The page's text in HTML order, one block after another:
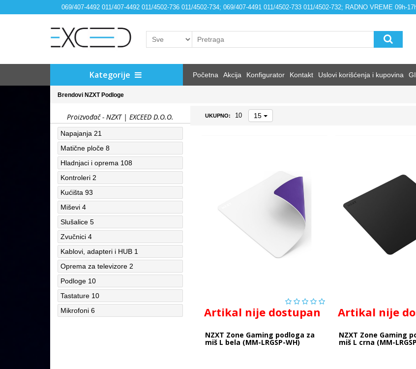
069/407-4492 011/407-4492 011/4502-736 011/4502-734; 069/407-4491 011/4502-733 011/4502-732; RADNO VREME 09h-
Kategorije Početna Akcija Konfigurator Kontakt Uslovi korišćenja i kupovina
Brendovi NZXTPodloge
Proizvođač - NZXT | EXCEED D.O.O.
Napajanja 21
Matične ploče 8
Hladnjaci i oprema 108
Kontroleri 2
Kućišta 93
Miševi 4
Slušalice 5
Zvučnici 4
Kablovi, adapteri i HUB 1
Oprema za televizore 2
Podloge 10
Tastature 10
Mikrofoni 6
UKUPNO: 10 15
Artikal nije dostupan
NZXT Zone Gaming podloga za
miš L bela (MM-LRGSP-WH)
Artikal nije
NZXT Zone Gaming
miš L crna (MM-